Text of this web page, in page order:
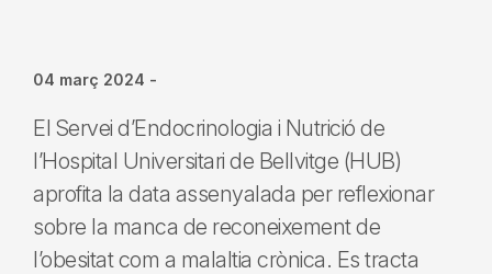
04 març 2024 -
El Servei d’Endocrinologia i Nutrició de
l’Hospital Universitari de Bellvitge (HUB)
aprofita la data assenyalada per reflexionar
sobre la manca de reconeixement de
l’obesitat com a malaltia crònica. Es tracta